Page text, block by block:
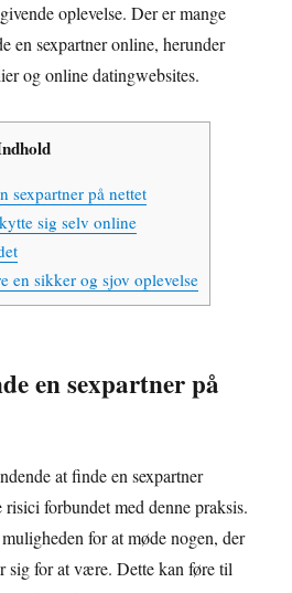
oplevelse. Der er mange
en sexpartner online, herunder
og online datingwebsites.
sexpartner på nettet
sig selv online
en sikker og sjov oplevelse
en sexpartner på
at finde en sexpartner
forbundet med denne praksis.
for at møde nogen, der
sig for at være. Dette kan føre til